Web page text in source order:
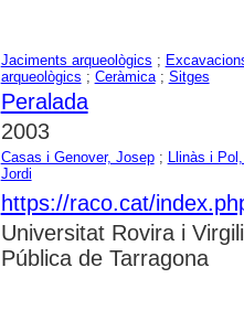
Jaciments arqueològics ;
arqueològics ; Ceràmica; Sitges
Peralada
2003
Casas i Genover, Josep;
Llinàs i
Jordi
https://raco.cat/
Universitat Rovira i
Pública de Tarragona